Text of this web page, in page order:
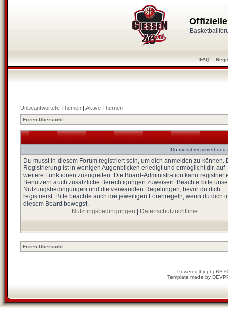
FAQ -
Unbeantwortete Themen | Aktive Themen
Foren-Übersicht
Du musst registriert
Du musst in diesem Forum registriert sein, um dich anmelden zu können.
Registrierung ist in wenigen Augenblicken erledigt und ermöglicht dir, auf
weitere Funktionen zuzugreifen. Die Board-Administration kann
Benutzern auch zusätzliche Berechtigungen zuweisen. Beachte bitte
Nutzungsbedingungen und die verwandten Regelungen, bevor du dich
registrierst. Bitte beachte auch die jeweiligen Forenregeln, wenn du dich
diesem Board bewegst.
Nutzungsbedingungen
Datenschutzrichtlinie
Foren-Übersicht
Powered by phpBB
Template made by